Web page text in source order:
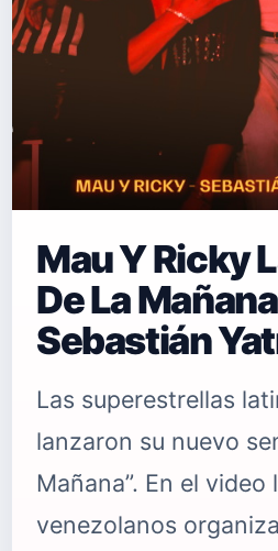
Mau Y Ricky
De La
Sebastián
Las superestrellas
lanzaron su nuevo
Mañana”. En el
venezolanos